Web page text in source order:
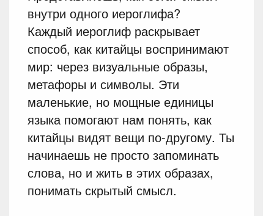
внутри одного иероглифа?
Каждый иероглиф раскрывает
способ, как китайцы воспринимают
мир: через визуальные образы,
метафоры и символы. Эти
маленькие, но мощные единицы
языка помогают нам понять, как
китайцы видят вещи по-другому. Ты
начинаешь не просто запоминать
слова, но и жить в этих образах,
понимать скрытый смысл.